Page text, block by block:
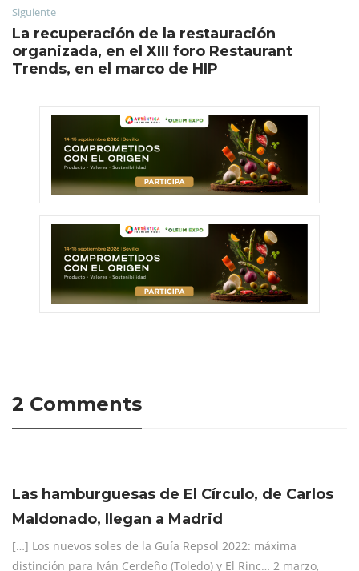
Siguiente
La recuperación de la restauración
organizada, en el XIII foro Restaurant
Trends, en el marco de HIP
2 Comments
Las hamburguesas de El Círculo, de Carlos
Maldonado, llegan a Madrid
[…] Los nuevos soles de la Guía Repsol 2022: máxima
distinción para Iván Cerdeño (Toledo) y El Rinc… 2 marzo,